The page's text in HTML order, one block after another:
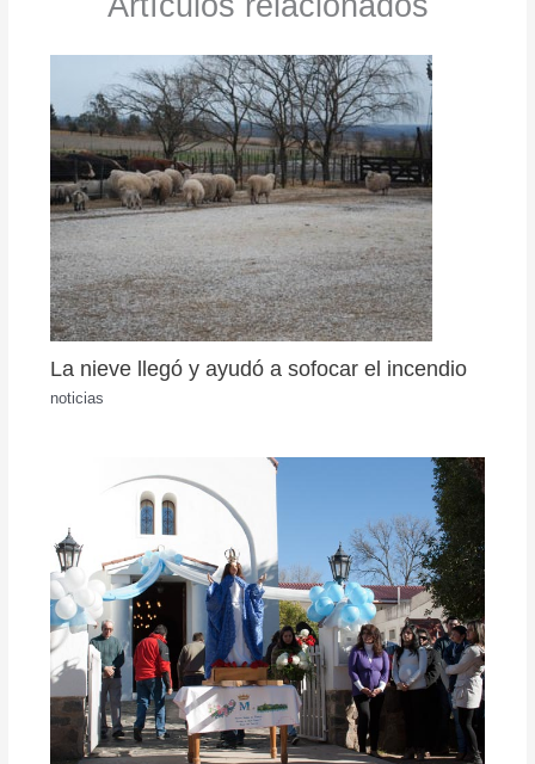
La nieve llegó y ayudó a sofocar el incendio
noticias